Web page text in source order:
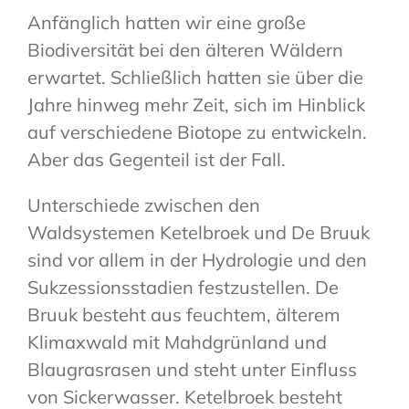
Anfänglich hatten wir eine große
Biodiversität bei den älteren Wäldern
erwartet. Schließlich hatten sie über die
Jahre hinweg mehr Zeit, sich im Hinblick
auf verschiedene Biotope zu entwickeln.
Aber das Gegenteil ist der Fall.
Unterschiede zwischen den
Waldsystemen Ketelbroek und De Bruuk
sind vor allem in der Hydrologie und den
Sukzessionsstadien festzustellen. De
Bruuk besteht aus feuchtem, älterem
Klimaxwald mit Mahdgrünland und
Blaugrasrasen und steht unter Einfluss
von Sickerwasser. Ketelbroek besteht